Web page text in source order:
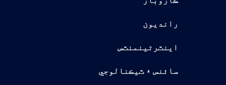
رانديون
اينٽرتينمنٽس
سائنس ۽ ٽيڪنالوجي